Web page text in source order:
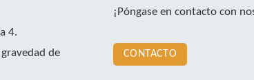
4.
de
¡Póngase en contacto con
CONTACTO